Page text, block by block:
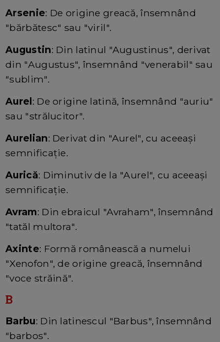
Arsenie: De origine greacă, însemnând
"bărbătesc" sau "viril".
Augustin: Din latinul "Augustinus", derivat
din "Augustus", însemnând "venerabil" sau
"sublim".
Aurel: De origine latină, însemnând "auriu"
sau "strălucitor".
Aurelian: Derivat din "Aurel", cu aceeași
semnificație.
Aurică: Diminutiv de la "Aurel", cu aceeași
semnificație.
Avram: Din ebraicul "Avraham", însemnând
"tatăl multora".
Axinte: Formă românească a numelui
"Xenofon", de origine greacă, însemnând
"voce străină".
B
Barbu: Din latinescul "Barbus", însemnând
"barbos".